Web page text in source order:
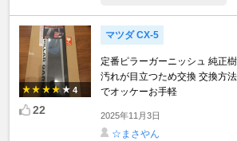
4
22
マツダ CX-5
定番ピラーガーニッシュ 純正
汚れが目立つため交換 交換方
でオッケーお手軽
2025年11月3日
☆まさやん